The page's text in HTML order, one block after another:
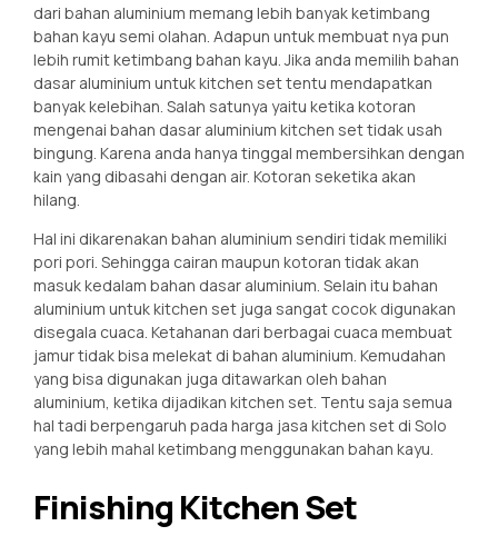
dari bahan aluminium memang lebih banyak ketimbang
bahan kayu semi olahan. Adapun untuk membuat nya pun
lebih rumit ketimbang bahan kayu. Jika anda memilih bahan
dasar aluminium untuk kitchen set tentu mendapatkan
banyak kelebihan. Salah satunya yaitu ketika kotoran
mengenai bahan dasar aluminium kitchen set tidak usah
bingung. Karena anda hanya tinggal membersihkan dengan
kain yang dibasahi dengan air. Kotoran seketika akan
hilang.
Hal ini dikarenakan bahan aluminium sendiri tidak memiliki
pori pori. Sehingga cairan maupun kotoran tidak akan
masuk kedalam bahan dasar aluminium. Selain itu bahan
aluminium untuk kitchen set juga sangat cocok digunakan
disegala cuaca. Ketahanan dari berbagai cuaca membuat
jamur tidak bisa melekat di bahan aluminium. Kemudahan
yang bisa digunakan juga ditawarkan oleh bahan
aluminium, ketika dijadikan kitchen set. Tentu saja semua
hal tadi berpengaruh pada harga jasa kitchen set di Solo
yang lebih mahal ketimbang menggunakan bahan kayu.
Finishing Kitchen Set